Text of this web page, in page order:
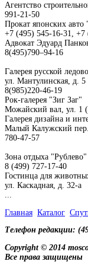
Агентство
991-21-50
Прокат японских
+7 (495) 545-16-31, +7
Адвокат Эдуард
8(495)790–94-16
Галерея русской
ул. Мантулинская, д. 5
8(985)220-46-19
Рок-галерея "Зиг Заг"
Можайский вал, ул. 1
Галерея дизайна и
Малый Калужский
780-47-57
Зона отдыха "Рублево"
8 (499) 727-17-40
Гостинца для
ул. Каскадная, д. 32-а
...
Главная Каталог
Телефон редакции:
Copyright © 2014
Все права защищены